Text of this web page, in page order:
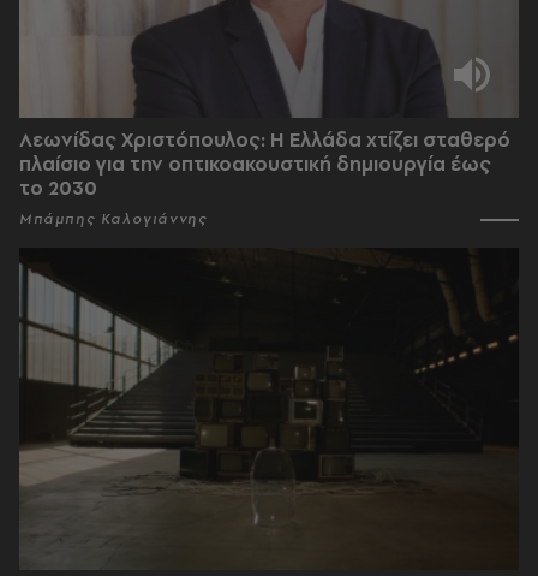
Λεωνίδας Χριστόπουλος: Η Ελλάδα χτίζει σταθερό
πλαίσιο για την οπτικοακουστική δημιουργία έως
το 2030
Μπάμπης Καλογιάννης